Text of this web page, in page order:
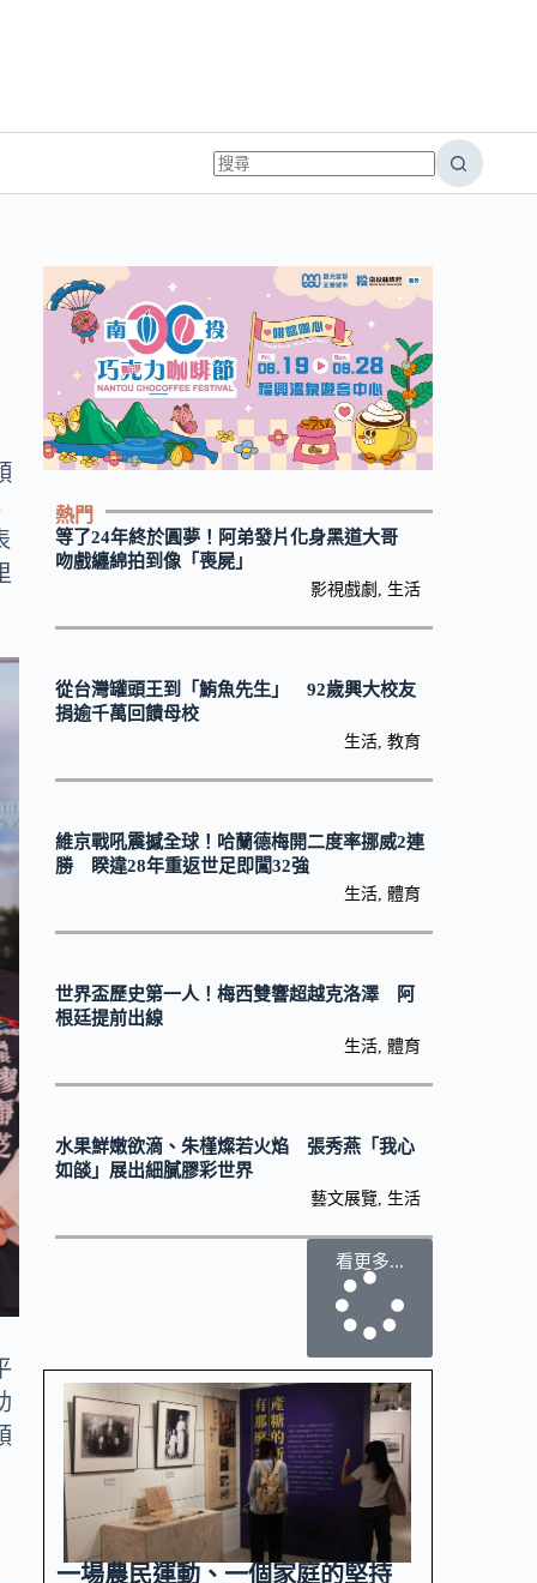
熱門
等了24年終於圓夢！阿弟發片化身黑道大哥
吻戲纏綿拍到像「喪屍」
影視戲劇 , 生活
從台灣罐頭王到「鮪魚先生」 92歲興大校友
捐逾千萬回饋母校
生活, 教育
維京戰吼震撼全球！哈蘭德梅開二度率挪威2連
勝 睽違28年重返世足即闖32強
生活, 體育
世界盃歷史第一人！梅西雙響超越克洛澤 阿
根廷提前出線
生活, 體育
水果鮮嫩欲滴、朱槿燦若火焰 張秀燕「我心
如燄」展出細膩膠彩世界
藝文展覽, 生活
看更多...
一場農民運動、一個家庭的堅持